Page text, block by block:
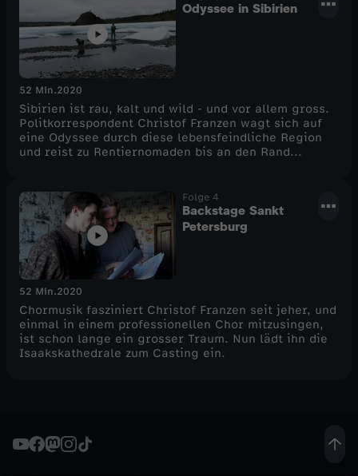
Odyssee in Sibirien
52 Min.2020
Sibirien ist rau, kalt und wild - und vor allem gross.
Politkorrespondent Christof Franzen wagt sich auf
eine Odyssee durch diese lebensfeindliche Region
und reist zu Rentiernomaden bis an den Rand...
Folge 4
Backstage Sankt
Petersburg
52 Min.2020
Chormusik fasziniert Christof Franzen seit jeher, und
einmal in einem professionellen Chor mitzusingen,
ist schon lange ein grosser Traum. Nun lädt ihn die
Isaakskathedrale zum Casting ein.